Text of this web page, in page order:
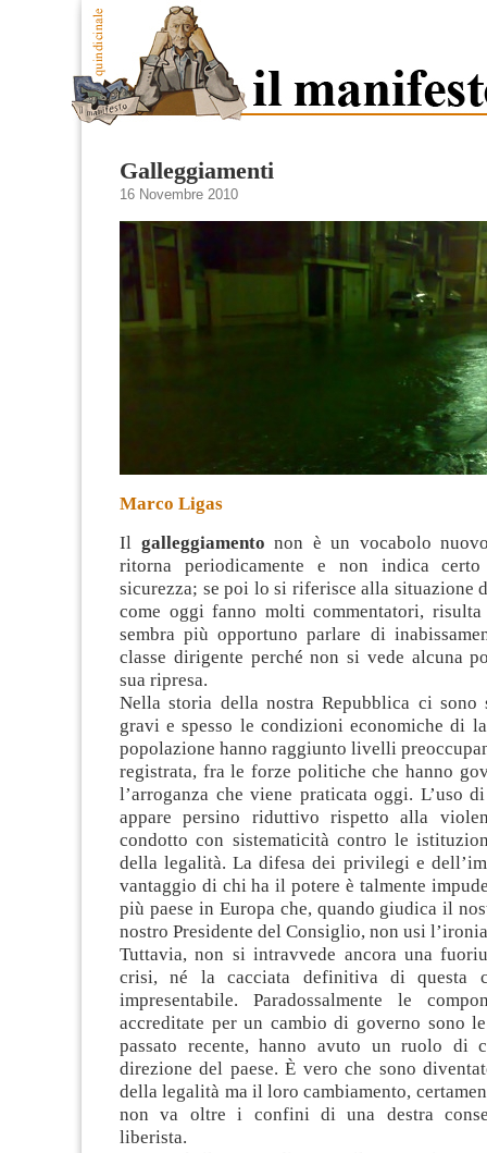
Galleggiamenti
16 Novembre 2010
Marco Ligas
Il galleggiamento non è un vocabolo
ritorna periodicamente e non indica
sicurezza; se poi lo si riferisce alla situazione
come oggi fanno molti commentatori,
sembra più opportuno parlare di
classe dirigente perché non si vede alcuna
sua ripresa.
Nella storia della nostra Repubblica ci sono
gravi e spesso le condizioni economiche di
popolazione hanno raggiunto livelli
registrata, fra le forze politiche che hanno
l’arroganza che viene praticata oggi. L’uso
appare persino riduttivo rispetto alla
condotto con sistematicità contro le
della legalità. La difesa dei privilegi e
vantaggio di chi ha il potere è talmente
più paese in Europa che, quando giudica il
nostro Presidente del Consiglio, non usi
Tuttavia, non si intravvede ancora una
crisi, né la cacciata definitiva di questa
impresentabile. Paradossalmente le
accreditate per un cambio di governo sono
passato recente, hanno avuto un ruolo di
direzione del paese. È vero che sono
della legalità ma il loro cambiamento,
non va oltre i confini di una destra
liberista.